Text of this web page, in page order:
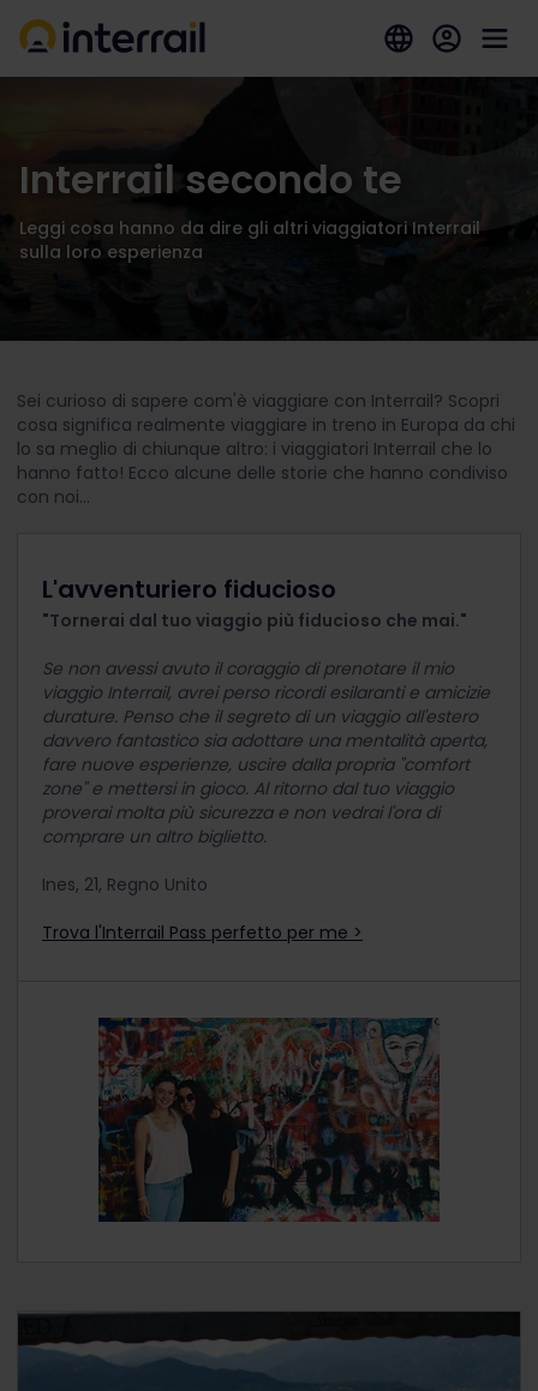
Interrail secondo te
Leggi cosa hanno da dire gli altri viaggiatori Interrail
sulla loro esperienza
Sei curioso di sapere com'è viaggiare con Interrail? Scopri
cosa significa realmente viaggiare in treno in Europa da chi
lo sa meglio di chiunque altro: i viaggiatori Interrail che lo
hanno fatto! Ecco alcune delle storie che hanno condiviso
con noi...
L'avventuriero fiducioso
"Tornerai dal tuo viaggio più fiducioso che mai."
Se non avessi avuto il coraggio di prenotare il mio
viaggio Interrail, avrei perso ricordi esilaranti e amicizie
durature. Penso che il segreto di un viaggio all'estero
davvero fantastico sia adottare una mentalità aperta,
fare nuove esperienze, uscire dalla propria "comfort
zone" e mettersi in gioco. Al ritorno dal tuo viaggio
proverai molta più sicurezza e non vedrai l'ora di
comprare un altro biglietto.
Ines, 21, Regno Unito
Trova l'Interrail Pass perfetto per me >